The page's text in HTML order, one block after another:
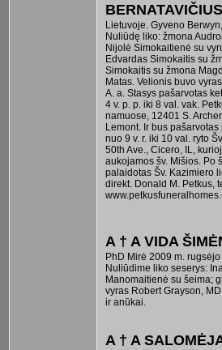
Lietuvoje. Gyveno
Nuliūdę liko: žmona
Nijolė Simokaitienė su
Edvardas Simokaitis su
Simokaitis su žmona
Matas. Velionis buvo
A. a. Stasys pašarvotas
4 v. p. p. iki 8 val. vak.
namuose, 12401 S.
Lemont. Ir bus
nuo 9 v. r. iki 10 val. ryto
50th Ave., Cicero, IL,
aukojamos šv. Mišios. Po
palaidotas Šv. Kazimiero
direkt. Donald M. Petkus,
A † A VIDA
PhD Mirė 2009 m.
Nuliūdime liko seserys:
Manomaitienė su šeima;
vyras Robert Grayson,
ir anūkai.
A † A